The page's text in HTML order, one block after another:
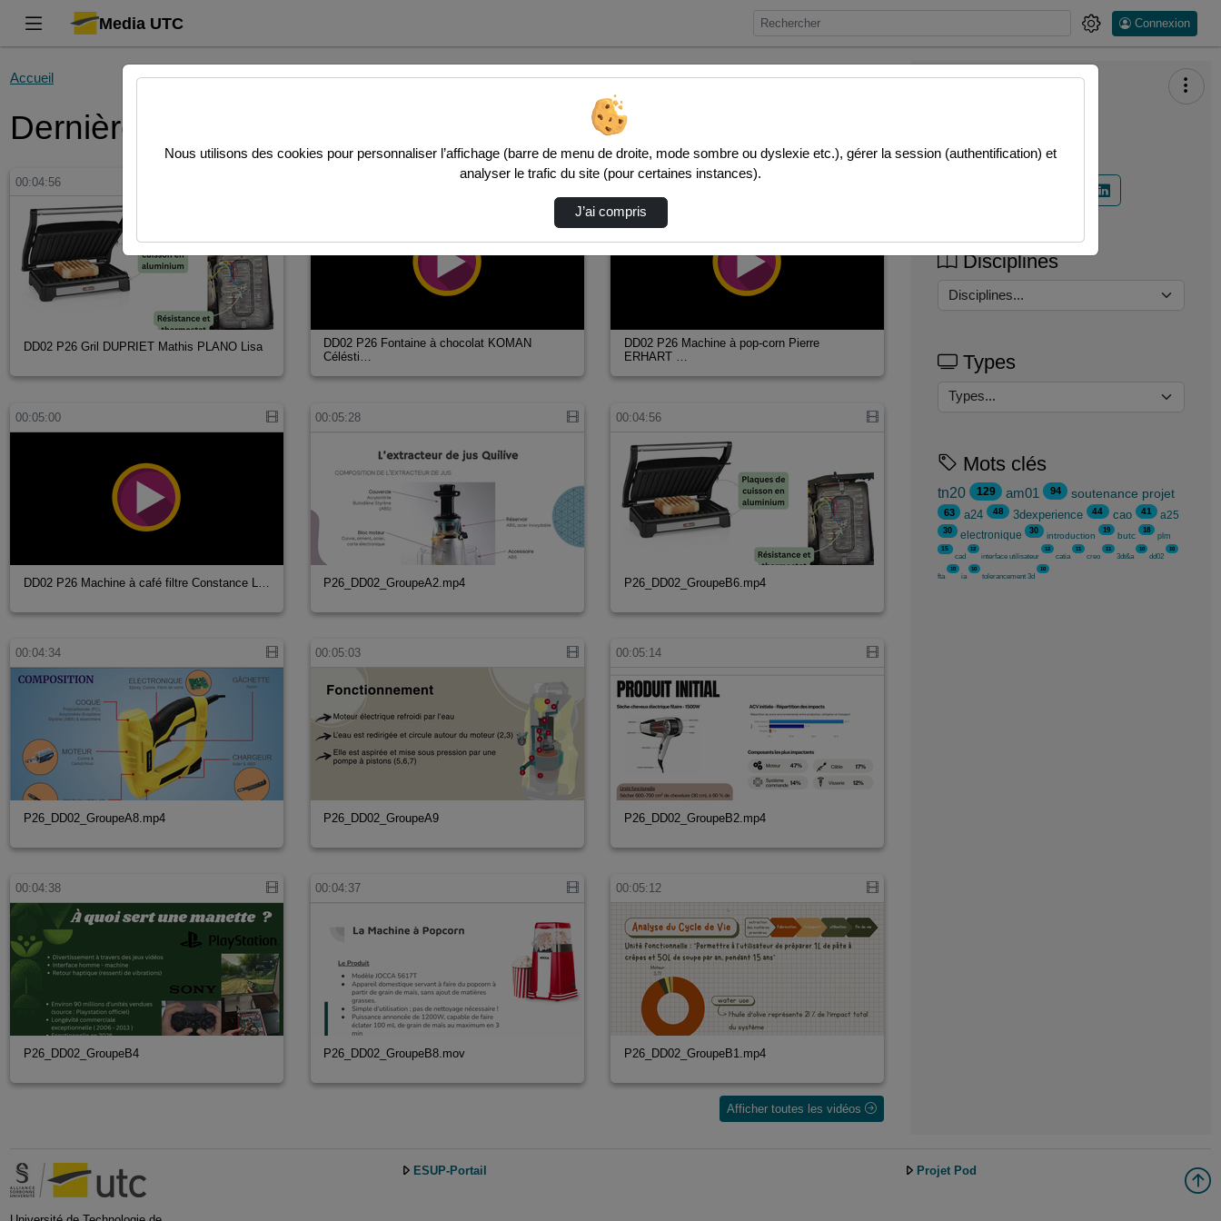
Media UTC Connexion
Accueil
Dernières vidéos
00:04:56
DD02 P26 Gril DUPRIET Mathis PLANO Lisa
DD02 P26 Fontaine à chocolat KOMAN
Célésti…
00:04:37
DD02 P26 Machine à pop-corn Pierre
ERHART …
00:05:00
DD02 P26 Machine à café filtre Constance L…
00:05:28
P26_DD02_GroupeA2.mp4
00:04:56
P26_DD02_GroupeB6.mp4
00:04:34
P26_DD02_GroupeA8.mp4
00:05:03
P26_DD02_GroupeA9
00:05:14
P26_DD02_GroupeB2.mp4
00:04:38
P26_DD02_GroupeB4
00:04:37
P26_DD02_GroupeB8.mov
00:05:12
P26_DD02_GroupeB1.mp4
Afficher toutes les vidéos
Partager
Disciplines
Types
Mots clés
tn20 129 am01 94 soutenance projet
63 a24 48 3dexperience 44 cao 41 a25
30 electronique 30 introduction
19
butc
18
plm
15
cad
12
interface utilisateur
12
catia
11
creo
11
3dt&a
10
dd02
10
fta
10
ia
10
tolerancement 3d
10
ESUP-Portail Projet Pod
Nous utilisons des cookies pour personnaliser l’affichage (barre de menu de droite, mode sombre ou dyslexie etc.), gérer la session (authentification) et
analyser le trafic du site (pour certaines instances).
J’ai compris